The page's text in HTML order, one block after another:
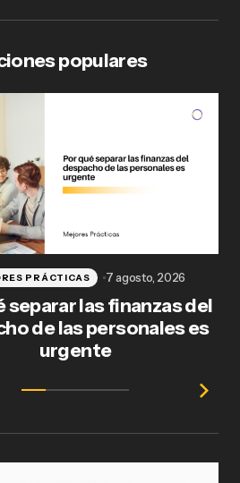
populares
separar las finanzas del
de las personales es
urgente
PRÁCTICAS 7 agosto, 2026